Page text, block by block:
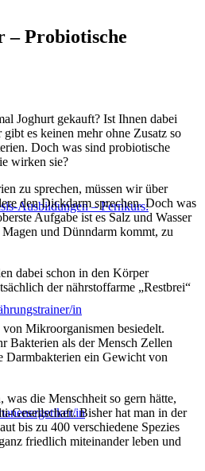
Ausbildungen – Fernkurs:
in
in
– Probiotische
Joghurt gekauft? Ist Ihnen dabei
es keinen mehr ohne Zusatz so
Doch was sind probiotische
wirken sie?
zu sprechen, müssen wir über
den Dickdarm sprechen. Doch was
Aufgabe ist es Salz und Wasser
und Dünndarm kommt, zu
dabei schon in den Körper
der nährstoffarme „Restbrei“
Mikroorganismen besiedelt.
Bakterien als der Mensch Zellen
Darmbakterien ein Gewicht von
die Menschheit so gern hätte,
Gesellschaft. Bisher hat man in der
bis zu 400 verschiedene Spezies
friedlich miteinander leben und